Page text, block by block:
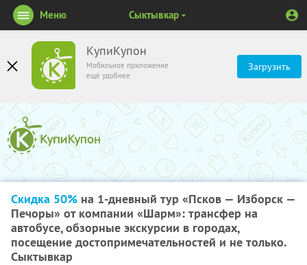
КупиКупон
Мобильное приложение
ещё удобнее
Загрузить
Меню Сыктывкар
Скидка 50% на 1-дневный тур «Псков — Изборск —
Печоры» от компании «Шарм»: трансфер на
автобусе, обзорные экскурсии в городах,
посещение достопримечательностей и не только.
Сыктывкар